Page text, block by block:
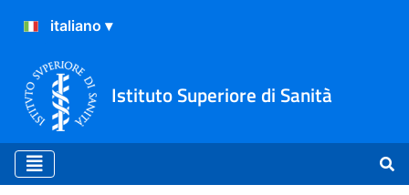
Istituto Superiore di Sanità